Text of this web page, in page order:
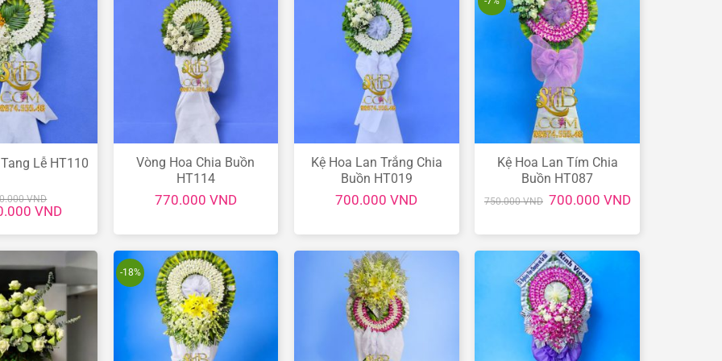
Lễ HT110
VND
VNDGiá
tại
1.100.000 VND.
Vòng Hoa Chia Buồn
HT114
770.000 VND
Kệ Hoa Lan Trắng Chia
Buồn HT019
700.000VND
Kệ Hoa Lan Tím Chia
Buồn HT087
750.000VND Giá
gốc
750.000 VND.
700.000 VNDGiá
là:
-18%